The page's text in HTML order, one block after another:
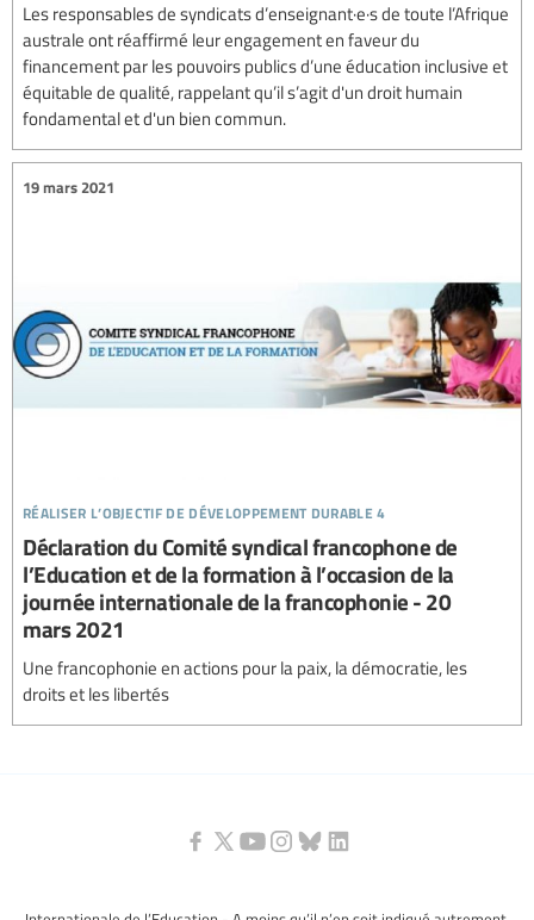
Les responsables de syndicats d’enseignant·e·s de toute l’Afrique
australe ont réaffirmé leur engagement en faveur du
financement par les pouvoirs publics d’une éducation inclusive et
équitable de qualité, rappelant qu’il s’agit d'un droit humain
fondamental et d'un bien commun.
réaliser l’objectif de développement durable 4
19 mars 2021
Déclaration du Comité syndical francophone de
l’Education et de la formation à l’occasion de la
journée internationale de la francophonie - 20
mars 2021
Une francophonie en actions pour la paix, la démocratie, les
droits et les libertés